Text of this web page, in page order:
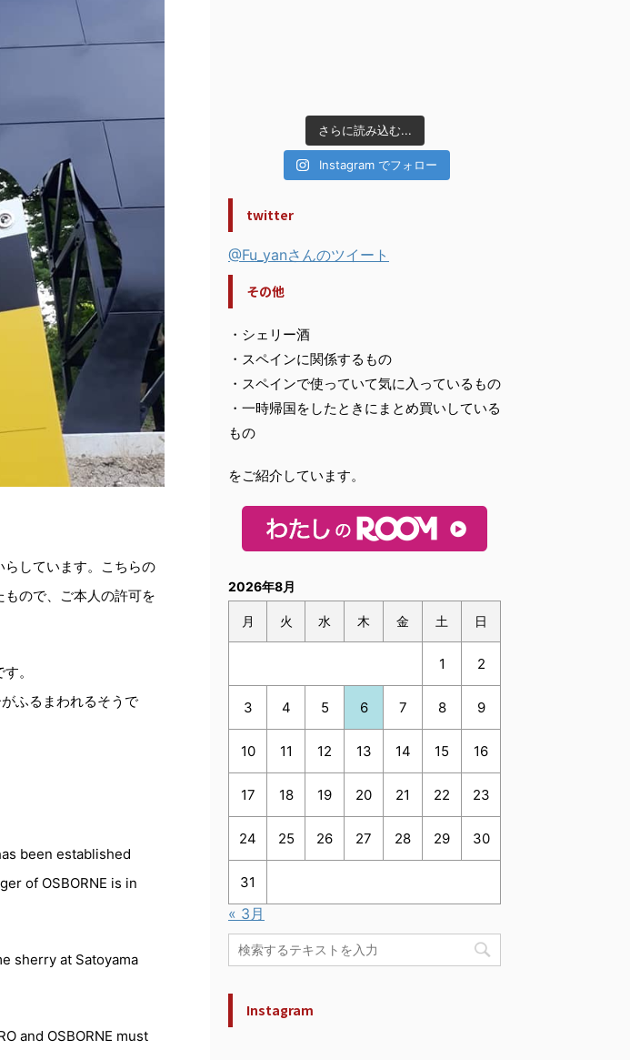
しています。こちらの
ので、ご本人の許可を
。
ふるまわれるそうで
been established
of OSBORNE is in
sherry at Satoyama
and OSBORNE must
さらに読み込む...
Instagram でフォロー
twitter
@Fu_yanさんのツイート
その他
・シェリー酒
・スペインに関係するもの
・スペインで使っていて気に入っているもの
・一時帰国をしたときにまとめ買いしている
もの
をご紹介しています。
2026年8月
月 火 水 木 金 土 日
1 2
3 4 5 6 7 8 9
10 11 12 13 14 15 16
17 18 19 20 21 22 23
24 25 26 27 28 29 30
31
« 3月
Instagram